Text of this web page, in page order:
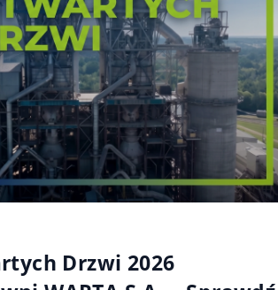
Drzwi 2026